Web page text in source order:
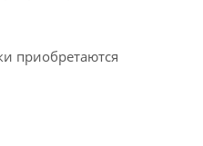
приобретаются